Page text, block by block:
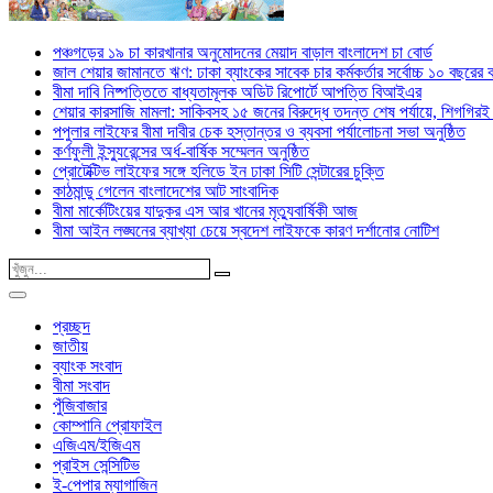
পঞ্চগড়ের ১৯ চা কারখানার অনুমোদনের মেয়াদ বাড়াল বাংলাদেশ চা বোর্ড
জাল শেয়ার জামানতে ঋণ: ঢাকা ব্যাংকের সাবেক চার কর্মকর্তার সর্বোচ্চ ১০ বছরের
বীমা দাবি নিষ্পত্তিতে বাধ্যতামূলক অডিট রিপোর্টে আপত্তি বিআইএর
শেয়ার কারসাজি মামলা: সাকিবসহ ১৫ জনের বিরুদ্ধে তদন্ত শেষ পর্যায়ে, শিগগিরই
পপুলার লাইফের বীমা দাবীর চেক হস্তান্তর ও ব্যবসা পর্যালোচনা সভা অনুষ্ঠিত
কর্ণফুলী ইন্স্যুরেন্সের অর্ধ-বার্ষিক সম্মেলন অনুষ্ঠিত
প্রোটেক্টিভ লাইফের সঙ্গে হলিডে ইন ঢাকা সিটি সেন্টারের চুক্তি
কাঠমান্ডু গেলেন বাংলাদেশের আট সাংবাদিক
বীমা মার্কেটিংয়ের যাদুকর এস আর খানের মৃত্যুবার্ষিকী আজ
বীমা আইন লঙ্ঘনের ব্যাখ্যা চেয়ে স্বদেশ লাইফকে কারণ দর্শানোর নোটিশ
প্রচ্ছদ
জাতীয়
ব্যাংক সংবাদ
বীমা সংবাদ
পুঁজিবাজার
কোম্পানি প্রোফাইল
এজিএম/ইজিএম
প্রাইস সেন্সিটিভ
ই-পেপার ম্যাগাজিন